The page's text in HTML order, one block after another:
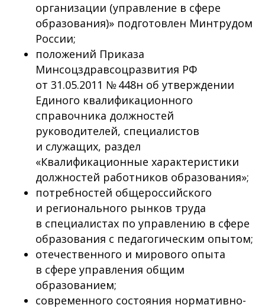
организации (управление в сфере
образования)» подготовлен Минтрудом
России;
положений Приказа
Минсоцздравсоцразвития РФ
от 31.05.2011 № 448н об утверждении
Единого квалификационного
справочника должностей
руководителей, специалистов
и служащих, раздел
«Квалификационные характеристики
должностей работников образования»;
потребностей общероссийского
и регионального рынков труда
в специалистах по управлению в сфере
образования с педагогическим опытом;
отечественного и мирового опыта
в сфере управления общим
образованием;
современного состояния нормативно-